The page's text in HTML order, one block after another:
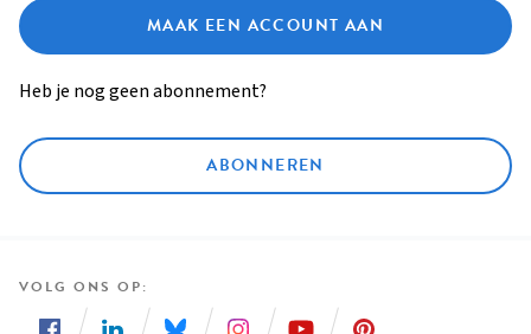
MAAK EEN ACCOUNT AAN
Heb je nog geen abonnement?
ABONNEREN
VOLG ONS OP